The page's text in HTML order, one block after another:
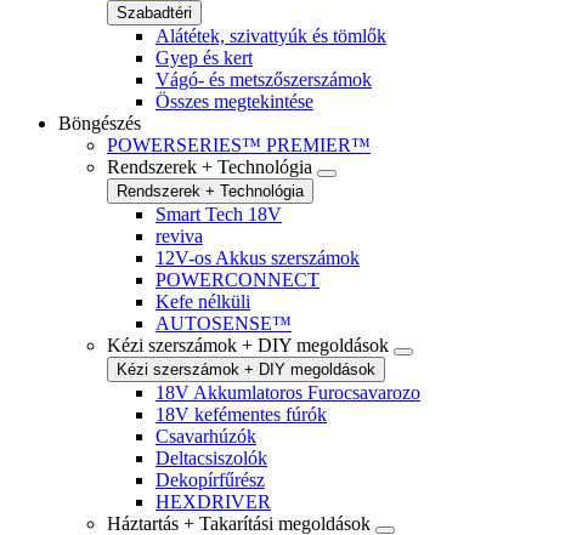
Szabadtéri
Alátétek, szivattyúk és tömlők
Gyep és kert
Vágó- és metszőszerszámok
Összes megtekintése
Böngészés
POWERSERIES™ PREMIER™
Rendszerek + Technológia
Rendszerek + Technológia
Smart Tech 18V
reviva
12V-os Akkus szerszámok
POWERCONNECT
Kefe nélküli
AUTOSENSE™
Kézi szerszámok + DIY megoldások
Kézi szerszámok + DIY megoldások
18V Akkumlatoros Furocsavarozo
18V kefémentes fúrók
Csavarhúzók
Deltacsiszolók
Dekopírfűrész
HEXDRIVER
Háztartás + Takarítási megoldások